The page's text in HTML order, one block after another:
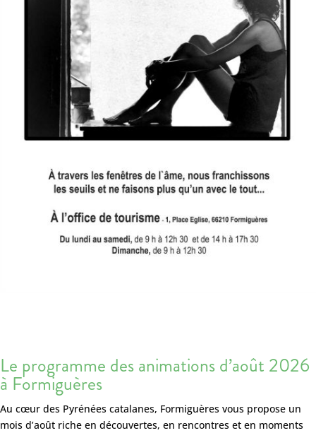
Le programme des animations d’août 2026
à Formiguères
Au cœur des Pyrénées catalanes, Formiguères vous propose un
mois d’août riche en découvertes, en rencontres et en moments